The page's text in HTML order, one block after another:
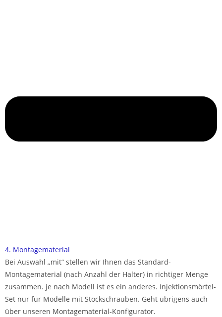
4. Montagematerial
Bei Auswahl „mit“ stellen wir Ihnen das Standard-
Montagematerial (nach Anzahl der Halter) in richtiger Menge
zusammen. je nach Modell ist es ein anderes. Injektionsmörtel-
Set nur für Modelle mit Stockschrauben. Geht übrigens auch
über unseren Montagematerial-Konfigurator.